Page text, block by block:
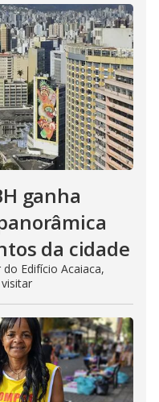
ganha
da cidade
Edifício Acaiaca,